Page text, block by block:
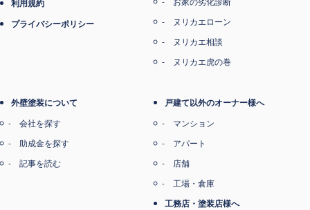
利用規約
プライバシーポリシー
ヌリカエローン
ヌリカエ相談
ヌリカエ虎の巻
外壁塗装について
会社を探す
助成金を探す
記事を読む
戸建て以外のオーナー様へ
マンション
アパート
店舗
工場・倉庫
工務店・塗装店様へ